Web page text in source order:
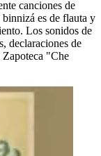
canciones de
es de flauta y
Los sonidos de
declaraciones de
"Che